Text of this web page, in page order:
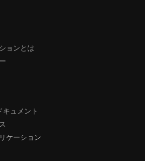
ョンとは
ュメント
ケーション